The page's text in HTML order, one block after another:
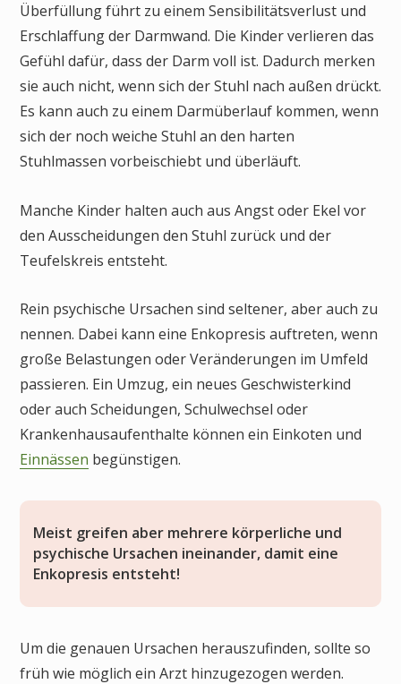
Überfüllung führt zu einem Sensibilitätsverlust und
Erschlaffung der Darmwand. Die Kinder verlieren das
Gefühl dafür, dass der Darm voll ist. Dadurch merken
sie auch nicht, wenn sich der Stuhl nach außen drückt.
Es kann auch zu einem Darmüberlauf kommen, wenn
sich der noch weiche Stuhl an den harten
Stuhlmassen vorbeischiebt und überläuft.
Manche Kinder halten auch aus Angst oder Ekel vor
den Ausscheidungen den Stuhl zurück und der
Teufelskreis entsteht.
Rein psychische Ursachen sind seltener, aber auch zu
nennen. Dabei kann eine Enkopresis auftreten, wenn
große Belastungen oder Veränderungen im Umfeld
passieren. Ein Umzug, ein neues Geschwisterkind
oder auch Scheidungen, Schulwechsel oder
Krankenhausaufenthalte können ein Einkoten und
Einnässen begünstigen.
Meist greifen aber mehrere körperliche und
psychische Ursachen ineinander, damit eine
Enkopresis entsteht!
Um die genauen Ursachen herauszufinden, sollte so
früh wie möglich ein Arzt hinzugezogen werden.